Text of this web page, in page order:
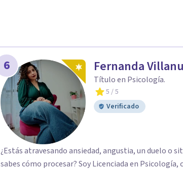
6 Fernanda
Título en Psicología.
5 / 5
Verificado
¿Estás atravesando ansiedad, angustia, un duelo o
sabes cómo procesar? Soy Licenciada en Psicología,